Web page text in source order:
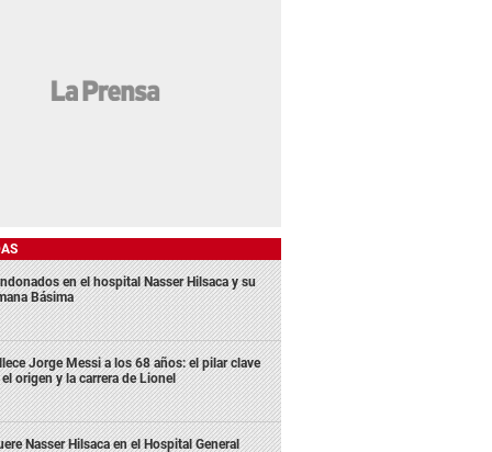
en el hospital Nasser Hilsaca y su
Básima
Jorge Messi a los 68 años: el pilar clave
origen y la carrera de Lionel
Nasser Hilsaca en el Hospital General